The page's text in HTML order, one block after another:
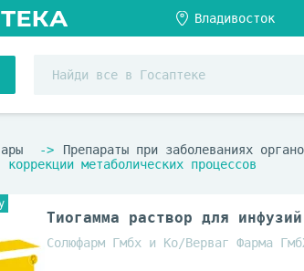
Препараты при заболеваниях
коррекции метаболических процессов
Тиогамма раствор для
Солюфарм Гмбх и Ко/Верваг Фарма